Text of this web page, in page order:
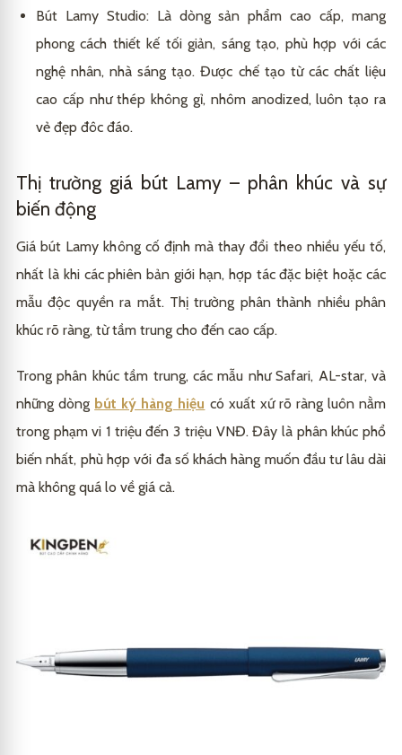
Bút Lamy Studio: Là dòng sản phẩm cao cấp, mang
phong cách thiết kế tối giản, sáng tạo, phù hợp với các
nghệ nhân, nhà sáng tạo. Được chế tạo từ các chất liệu
cao cấp như thép không gỉ, nhôm anodized, luôn tạo ra
vẻ đẹp đôc đáo.
Thị trường giá bút Lamy – phân khúc và sự
biến động
Giá bút Lamy không cố định mà thay đổi theo nhiều yếu tố,
nhất là khi các phiên bản giới hạn, hợp tác đặc biệt hoặc các
mẫu độc quyền ra mắt. Thị trường phân thành nhiều phân
khúc rõ ràng, từ tầm trung cho đến cao cấp.
Trong phân khúc tầm trung, các mẫu như Safari, AL-star, và
những dòng bút ký hàng hiệu có xuất xứ rõ ràng luôn nằm
trong phạm vi 1 triệu đến 3 triệu VNĐ. Đây là phân khúc phổ
biến nhất, phù hợp với đa số khách hàng muốn đầu tư lâu dài
mà không quá lo về giá cả.